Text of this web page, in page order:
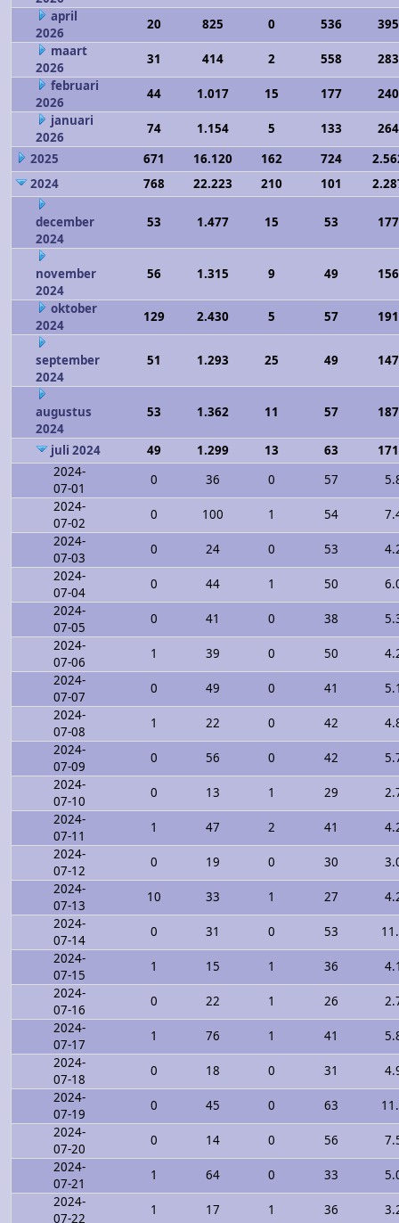
april
2026
20 825 0 536
maart
2026
31 414 2 558
februari
2026
44 1.017 15 177
januari
2026
74 1.154 5 133
2025
671 16.120 162 724
2024
768 22.223 210 101
december
2024
53 1.477 15 53
november
2024
56 1.315 9 49
oktober
2024
129 2.430 5 57
september
2024
51 1.293 25 49
augustus
2024
53 1.362 11 57
juli 2024 49 1.299 13 63
2024-
07-01
0 36 0 57
2024-
07-02
0 100 1 54
2024-
07-03
0 24 0 53
2024-
07-04
0 44 1 50
2024-
07-05
0 41 0 38
2024-
07-06
1 39 0 50
2024-
07-07
0 49 0 41
2024-
07-08
1 22 0 42
2024-
07-09
0 56 0 42
2024-
07-10
0 13 1 29
2024-
07-11
1 47 2 41
2024-
07-12
0 19 0 30
2024-
07-13
10 33 1 27
2024-
07-14
0 31 0 53
2024-
07-15
1 15 1 36
2024-
07-16
0 22 1 26
2024-
07-17
1 76 1 41
2024-
07-18
0 18 0 31
2024-
07-19
0 45 0 63
2024-
07-20
0 14 0 56
2024-
07-21
1 64 0 33
2024-
07-22
1 17 1 36